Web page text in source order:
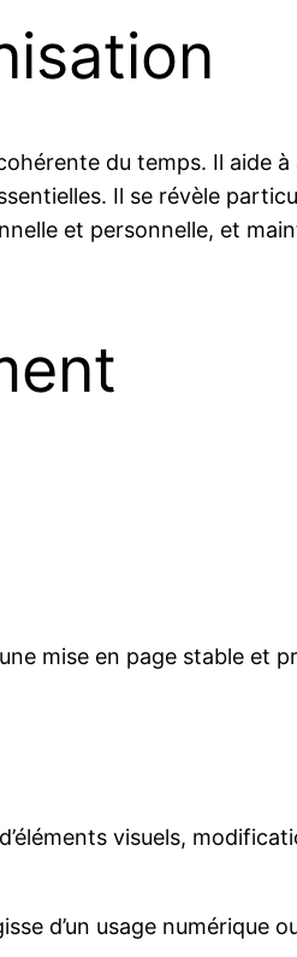
du temps. Il aide
Il se révèle
et personnelle, et
mise en page stable et
visuels,
d’un usage numérique